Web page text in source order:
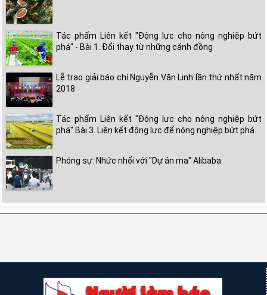
Tác phẩm Liên kết "Động lực cho nông nghiệp bứt
phá" - Bài 1. Đổi thay từ những cánh đồng
Lễ trao giải báo chí Nguyễn Văn Linh lần thứ nhất năm
2018
Tác phẩm Liên kết "Động lực cho nông nghiệp bứt
phá" Bài 3. Liên kết động lực để nông nghiệp bứt phá
Phóng sự: Nhức nhối với "Dự án ma" Alibaba